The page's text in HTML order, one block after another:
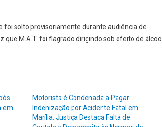
foi solto provisoriamente durante audiência de
que M.A.T. foi flagrado dirigindo sob efeito de
em
Motorista é Condenada a Pagar
Indenização por Acidente Fatal em
Marília: Justiça Destaca Falta de